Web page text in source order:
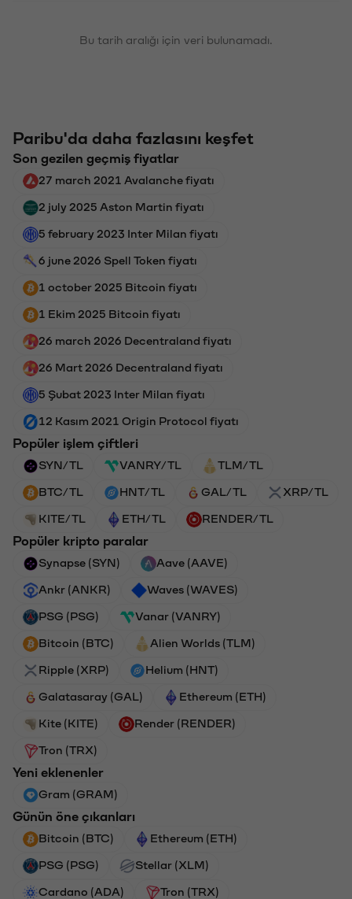
Bu tarih aralığı için veri bulunamadı.
Paribu'da daha fazlasını keşfet
Son gezilen geçmiş fiyatlar
27 march 2021 Avalanche fiyatı
2 july 2025 Aston Martin fiyatı
5 february 2023 Inter Milan fiyatı
6 june 2026 Spell Token fiyatı
1 october 2025 Bitcoin fiyatı
1 Ekim 2025 Bitcoin fiyatı
26 march 2026 Decentraland fiyatı
26 Mart 2026 Decentraland fiyatı
5 Şubat 2023 Inter Milan fiyatı
12 Kasım 2021 Origin Protocol fiyatı
Popüler işlem çiftleri
SYN/TL VANRY/TL TLM/TL
BTC/TL HNT/TL GAL/TL XRP/TL
KITE/TL ETH/TL RENDER/TL
Popüler kripto paralar
Synapse (SYN) Aave (AAVE)
Ankr (ANKR) Waves (WAVES)
PSG (PSG) Vanar (VANRY)
Bitcoin (BTC) Alien Worlds (TLM)
Ripple (XRP) Helium (HNT)
Galatasaray (GAL) Ethereum (ETH)
Kite (KITE) Render (RENDER)
Tron (TRX)
Yeni eklenenler
Gram (GRAM)
Günün öne çıkanları
Bitcoin (BTC) Ethereum (ETH)
PSG (PSG) Stellar (XLM)
Cardano (ADA) Tron (TRX)